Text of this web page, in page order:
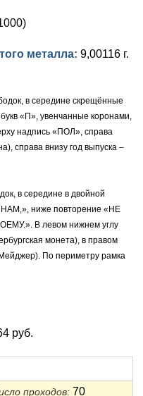
металла: 9,00116 г.
в середине скрещённые
«П», увенчанные коронами,
надпись «ПОЛ», справа
справа внизу год выпуска –
в середине в двойной
НАМ,», ниже повторение «НЕ
В левом нижнем углу
монета), в правом
По периметру рамка
руб.
проходов: 70